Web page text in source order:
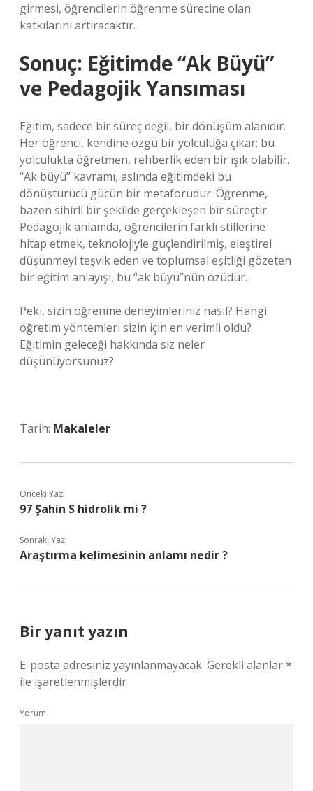
girmesi, öğrencilerin öğrenme sürecine olan
katkılarını artıracaktır.
Sonuç: Eğitimde “Ak Büyü”
ve Pedagojik Yansıması
Eğitim, sadece bir süreç değil, bir dönüşüm alanıdır.
Her öğrenci, kendine özgü bir yolculuğa çıkar; bu
yolculukta öğretmen, rehberlik eden bir ışık olabilir.
“Ak büyü” kavramı, aslında eğitimdeki bu
dönüştürücü gücün bir metaforudur. Öğrenme,
bazen sihirli bir şekilde gerçekleşen bir süreçtir.
Pedagojik anlamda, öğrencilerin farklı stillerine
hitap etmek, teknolojiyle güçlendirilmiş, eleştirel
düşünmeyi teşvik eden ve toplumsal eşitliği gözeten
bir eğitim anlayışı, bu “ak büyü”nün özüdür.
Peki, sizin öğrenme deneyimleriniz nasıl? Hangi
öğretim yöntemleri sizin için en verimli oldu?
Eğitimin geleceği hakkında siz neler
düşünüyorsunuz?
Tarih: Makaleler
Önceki Yazı
97 Şahin S hidrolik mi ?
Sonraki Yazı
Araştırma kelimesinin anlamı nedir ?
Bir yanıt yazın
E-posta adresiniz yayınlanmayacak. Gerekli alanlar*
ile işaretlenmişlerdir
Yorum